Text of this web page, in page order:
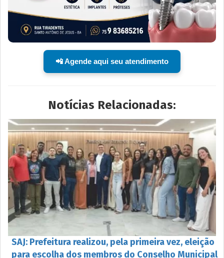
📲 Agende aqui seu atendimento
Notícias Relacionadas:
SAJ: Prefeitura realizou, pela primeira vez, eleição
para escolha dos membros do Conselho Municipal